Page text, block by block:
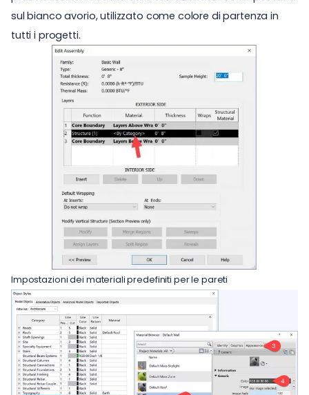
sul bianco avorio, utilizzato come colore di partenza in
tutti i progetti.
Impostazioni dei materiali predefiniti per le pareti